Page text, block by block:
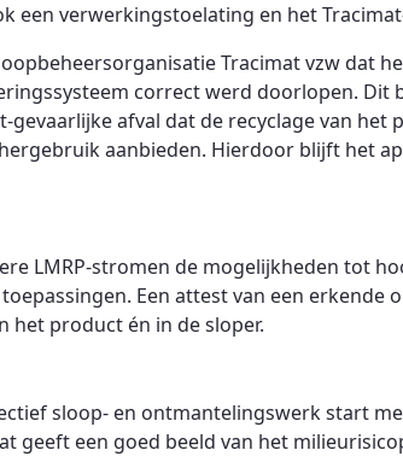
een verwerkingstoelating en het
Tracimat vzw dat
correct werd doorlopen. Dit
afval dat de recyclage van het
aanbieden. Hierdoor blijft het
LMRP-stromen de mogelijkheden tot
Een attest van een erkende
het product én in de sloper.
sloop- en ontmantelingswerk start
geeft een goed beeld van het